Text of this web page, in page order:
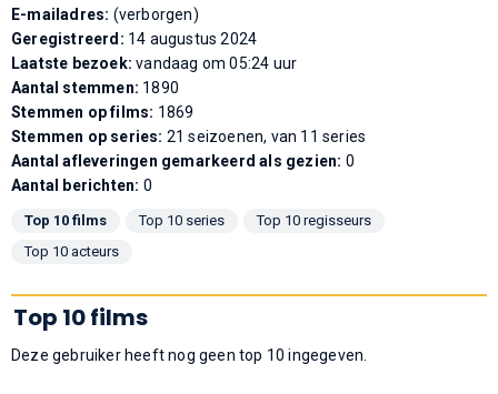
E-mailadres: (verborgen)
Geregistreerd: 14 augustus 2024
Laatste bezoek:vandaag om 05:24 uur
Aantal stemmen: 1890
Stemmen op films: 1869
Stemmen op series: 21 seizoenen, van 11 series
Aantal afleveringen gemarkeerd als gezien: 0
Aantal berichten: 0
Top 10 films Top 10 series
Top 10 regisseurs
Top 10 acteurs
Top 10 films
Deze gebruiker heeft nog geen top 10 ingegeven.